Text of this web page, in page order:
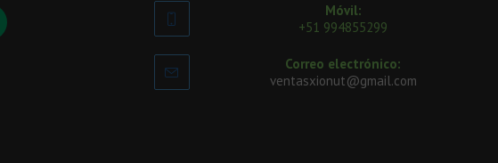
Móvil:
+51 994855299
Correo electrónico:
ventasxionut@gmail.com